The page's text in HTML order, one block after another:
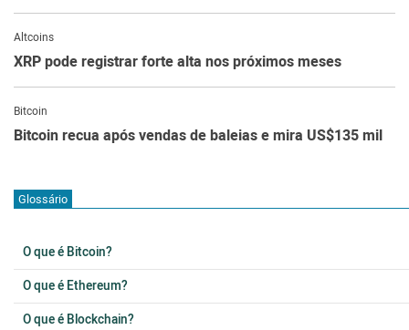
Altcoins
XRP pode registrar forte alta nos próximos meses
Bitcoin
Bitcoin recua após vendas de baleias e mira US$135 mil
Glossário
O que é Bitcoin?
O que é Ethereum?
O que é Blockchain?